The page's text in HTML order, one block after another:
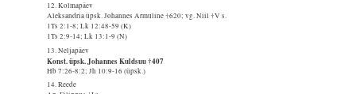
12. Kolmapäev
Aleksandria üpsk. Johannes Armuline †620; vg. Niil †V s.
1Ts 2:1-8; Lk 12:48-59 (K)
1Ts 2:9-14; Lk 13:1-9 (N)
13. Neljapäev
Konst. üpsk. Johannes Kuldsuu †407
Hb 7:26-8:2; Jh 10:9-16 (üpsk.)
14. Reede